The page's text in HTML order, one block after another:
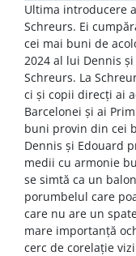
Ultima introducere
Schreurs. Ei
cei mai buni de
2024 al lui Dennis
Schreurs. La
ci și copii direcți ai
Barcelonei și ai
buni provin din cei
Dennis și Edouard
medii cu armonie
se simtă ca un
porumbelul care
care nu are un
mare importanță
cerc de corelație